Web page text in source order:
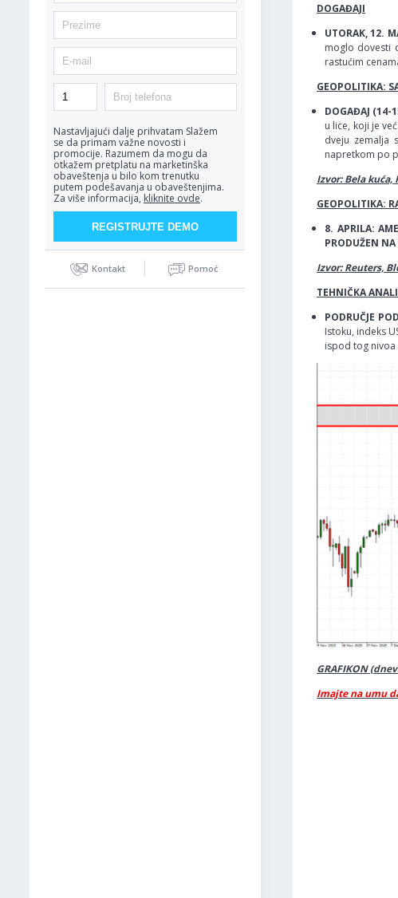
Nastavljajući dalje prihvatam Slažem
se da primam važne novosti i
promocije. Razumem da mogu da
otkažem pretplatu na marketinška
obaveštenja u bilo kom trenutku
putem podešavanja u obaveštenjima.
Za više informacija, kliknite ovde.
Kontakt Pomoć
DOGAĐAJI
UTORAK, 12.
moglo dovesti
rastućim
GEOPOLITIKA:
DOGAĐAJ (14-
u lice, koji je
dveju zemalja
napretkom po
Izvor: Bela kuća,
GEOPOLITIKA:
8. APRILA:
PRODUŽEN
Izvor: Reuters,
TEHNIČKA
PODRUČJE
Istoku, indeks
ispod tog nivoa
GRAFIKON
Imajte na umu